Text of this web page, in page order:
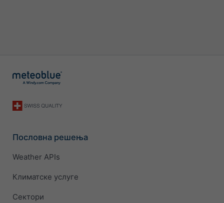
Пословна решења
Weather APIs
Климатске услуге
Сектори